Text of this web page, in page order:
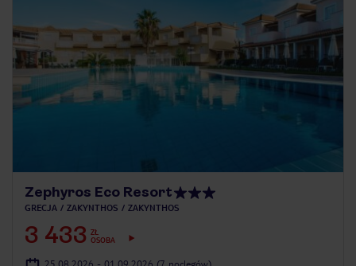
Zephyros Eco Resort
GRECJA ZAKYNTHOS ZAKYNTHOS
3 433 ZŁ
OSOBA